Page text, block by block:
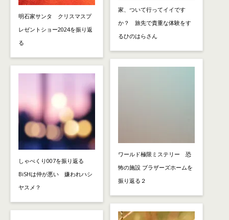
明石家サンタ クリスマスプ
レゼントショー2024を振り返
る
しゃべくり007を振り返る
BiSHは仲が悪い 嫌われハシ
ヤスメ？
家、ついて行ってイイです
か？ 旅先で貴重な体験をす
るひのはらさん
ワールド極限ミステリー 恐
怖の施設 ブラザーズホームを
振り返る２